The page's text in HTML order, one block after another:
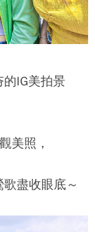
IG美拍景
美照，
盡收眼底～